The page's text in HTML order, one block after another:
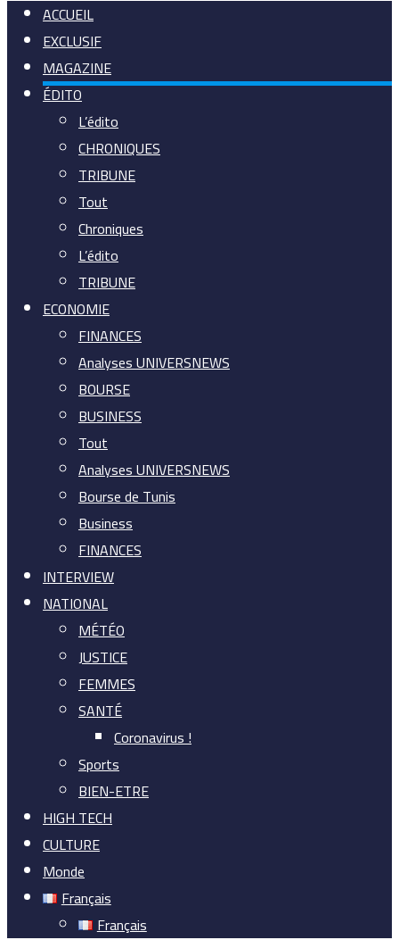
ACCUEIL
EXCLUSIF
MAGAZINE
ÉDITO
L’édito
CHRONIQUES
TRIBUNE
Tout
Chroniques
L’édito
TRIBUNE
ECONOMIE
FINANCES
Analyses UNIVERSNEWS
BOURSE
BUSINESS
Tout
Analyses UNIVERSNEWS
Bourse de Tunis
Business
FINANCES
INTERVIEW
NATIONAL
MÉTÉO
JUSTICE
FEMMES
SANTÉ
Coronavirus !
Sports
BIEN-ETRE
HIGH TECH
CULTURE
Monde
Français
Français